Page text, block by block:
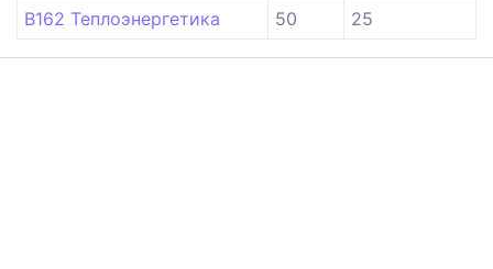
B162 Теплоэнергетика 50 25